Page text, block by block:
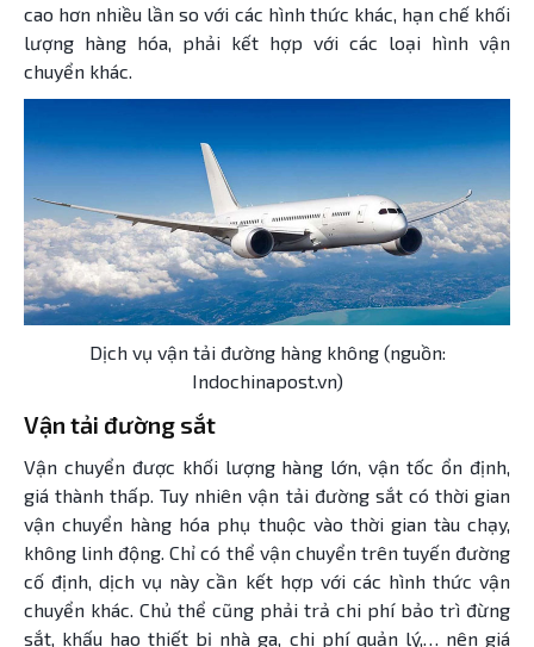
cao hơn nhiều lần so với các hình thức khác, hạn chế khối
lượng hàng hóa, phải kết hợp với các loại hình vận
chuyển khác.
Dịch vụ vận tải đường hàng không (nguồn:
Indochinapost.vn)
Vận tải đường sắt
Vận chuyển được khối lượng hàng lớn, vận tốc ổn định,
giá thành thấp. Tuy nhiên vận tải đường sắt có thời gian
vận chuyển hàng hóa phụ thuộc vào thời gian tàu chạy,
không linh động. Chỉ có thể vận chuyển trên tuyến đường
cố định, dịch vụ này cần kết hợp với các hình thức vận
chuyển khác. Chủ thể cũng phải trả chi phí bảo trì đừng
sắt, khấu hao thiết bị nhà ga, chi phí quản lý,… nên giá